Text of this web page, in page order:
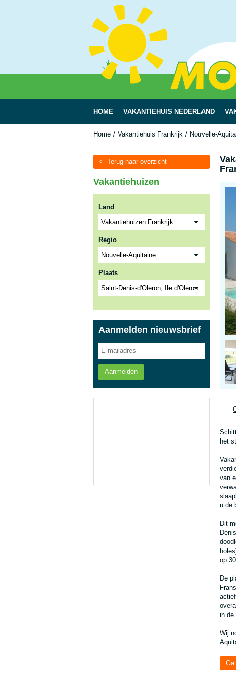
HOME VAKANTIEHUIS NEDERLAND
Home Vakantiehuis Frankrijk Nouvelle-
het
van
u de
Dit
op
De
in de
Wij
Ga
Terug naar overzicht
Vakantiehuizen
Land
Regio
Plaats
Aanmelden nieuwsbrief
Aanmelden